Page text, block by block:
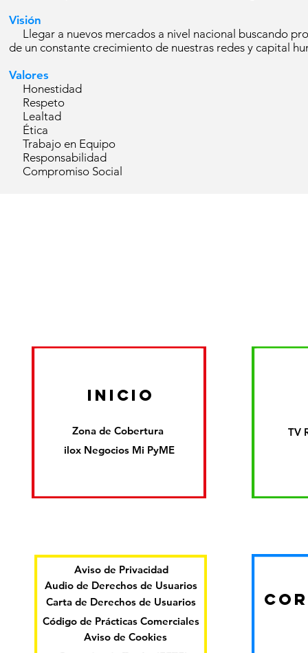
Visión
Llegar a nuevos mercados a nivel nacional buscando
de un constante crecimiento de nuestras redes y capital
Valores
Honestidad
Respeto
Lealtad
Ética
Trabajo en Equipo
Responsabilidad
Compromiso Social
Zona de Cobertura
ilox Negocios Mi PyME
inicio
TV
Audio de Derechos de Usuarios
Aviso de Privacidad
Código de Prácticas Comerciales
Aviso de Cookies
Carta de Derechos de Usuarios